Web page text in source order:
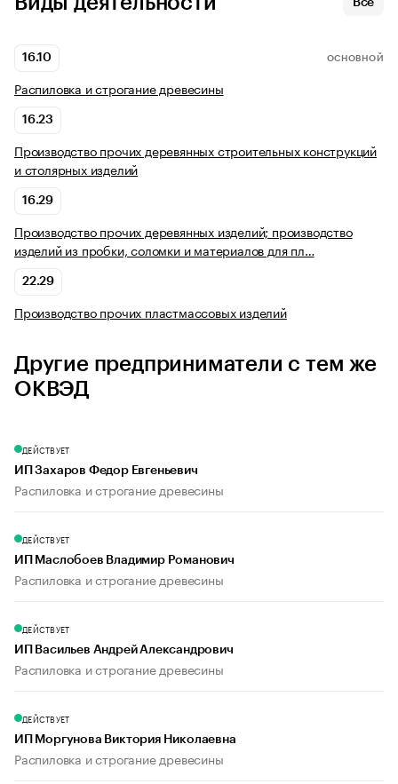
Все
16.10 ОСНОВНОЙ
Распиловка и строгание древесины
16.23
Производство прочих деревянных строительных конструкций
и столярных изделий
16.29
Производство прочих деревянных изделий; производство
изделий из пробки, соломки и материалов для пл…
22.29
Производство прочих пластмассовых изделий
Другие предприниматели с тем же
ОКВЭД
ДЕЙСТВУЕТ
ИП Захаров Федор Евгеньевич
Распиловка и строгание древесины
ДЕЙСТВУЕТ
ИП Маслобоев Владимир Романович
Распиловка и строгание древесины
ДЕЙСТВУЕТ
ИП Васильев Андрей Александрович
Распиловка и строгание древесины
ДЕЙСТВУЕТ
ИП Моргунова Виктория Николаевна
Распиловка и строгание древесины